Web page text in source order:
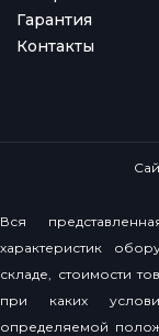
Гарантия
Контакты
Вся
характеристик
складе, стоимости
при каких
определяемой